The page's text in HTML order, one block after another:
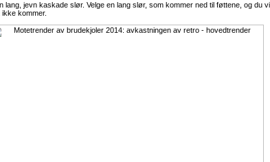
lang, jevn kaskade slør. Velge en lang slør, som kommer ned til føttene, og du
kommer.